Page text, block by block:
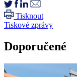
Tisknout
Tiskové zprávy
Doporučené